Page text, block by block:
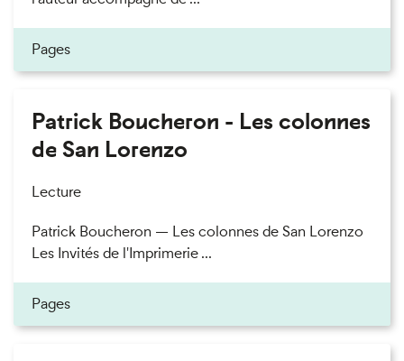
Pages
Patrick Boucheron - Les colonnes
de San Lorenzo
Lecture
Patrick Boucheron — Les colonnes de San Lorenzo
Les Invités de l'Imprimerie ...
Pages